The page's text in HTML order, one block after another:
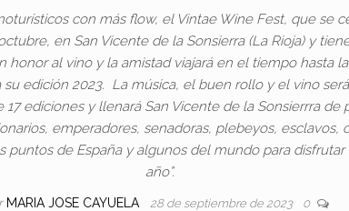
con más flow, el Vintae Wine Fest, que se
en San Vicente de la Sonsierra (La Rioja) y
honor al vino y la amistad viajará en el tiempo hasta
edición 2023. La música, el buen rollo y el vino
ediciones y llenará San Vicente de la Sonsierrra de
emperadores, senadoras, plebeyos, esclavos,
puntos de España y algunos del mundo para
año”.
MARIA JOSE CAYUELA 28 de septiembre de 2023 0